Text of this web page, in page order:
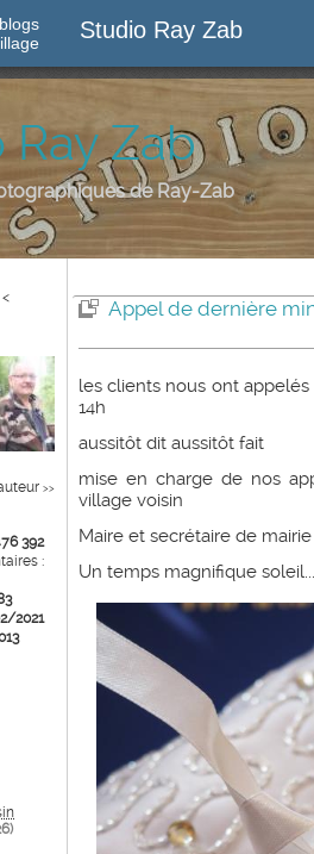
Studio Ray Zab
Ray Zab
de Ray-Zab
>>
392
:
2021
)
Appel de dernière
les clients nous ont
14h
aussitôt dit aussitôt fait
mise en charge de nos
village voisin
Maire et secrétaire de
Un temps magnifique